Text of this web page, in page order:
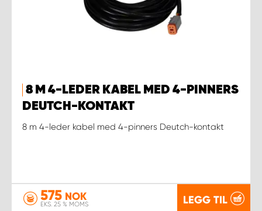
8 M 4-LEDER KABEL MED 4-PINNERS
DEUTCH-KONTAKT
8 m 4-leder kabel med 4-pinners Deutch-kontakt
575 NOK
EKS. 25 % MOMS LEGG TIL